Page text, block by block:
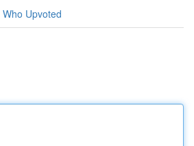
Who Upvoted